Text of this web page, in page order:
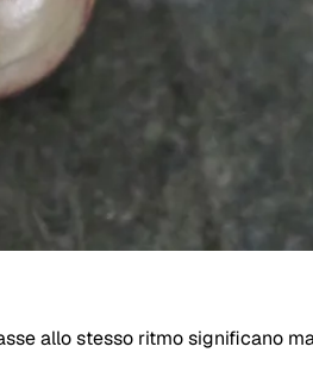
allo stesso ritmo significano